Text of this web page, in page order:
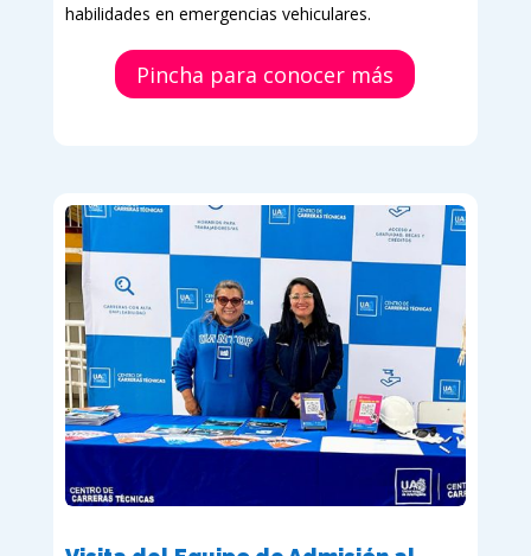
habilidades en emergencias vehiculares.
Pincha para conocer más